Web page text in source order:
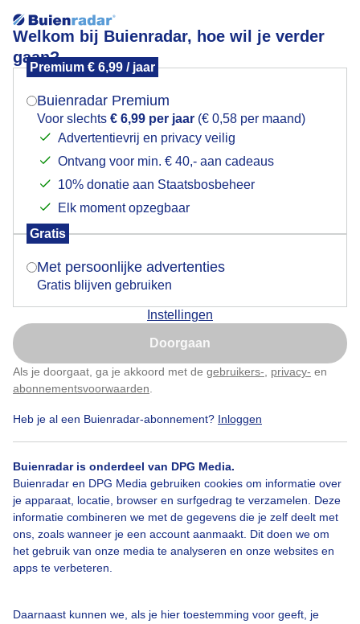
Welkom bij Buienradar, hoe wil je verder
gaan?
Premium € 6,99 / jaar
Buienradar Premium
Voor slechts € 6,99 per jaar (€ 0,58 per maand)
Advertentievrij en privacy veilig
Ontvang voor min. € 40,- aan cadeaus
10% donatie aan Staatsbosbeheer
Elk moment opzegbaar
Gratis
Met persoonlijke advertenties
Gratis blijven gebruiken
Instellingen
Doorgaan
Als je doorgaat, ga je akkoord met de gebruikers- privacy- en
abonnementsvoorwaarden
Heb je al een Buienradar-abonnement? Inloggen
Buienradar is onderdeel van DPG Media.
Buienradar en DPG Media gebruiken cookies om informatie over
je apparaat, locatie, browser en surfgedrag te verzamelen. Deze
informatie combineren we met de gegevens die je zelf deelt met
ons, zoals wanneer je een account aanmaakt. Dit doen we om
het gebruik van onze media te analyseren en onze websites en
apps te verbeteren.
Daarnaast kunnen we, als je hier toestemming voor geeft, je
Watertaxi op de Nieuwe Maas
Door: Simone Genna Wiersma Gemaakt: 02-02-2025, 41x bekeken
Watertaxi Maas Zon
Bekijk slideshow
Mogen we je locatie gebruiken voor het
Indien je hier nog geen akkoord op hebt gegeven,
verschijnt er zo een pop-up uit je browser waarin
Is goed, toon de popup
Nu niet, misschien later
Klik hierom dit aan te passen